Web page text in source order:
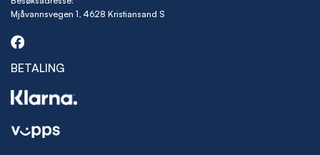
Mjåvannsvegen 1, 4628 Kristiansand S
BETALING